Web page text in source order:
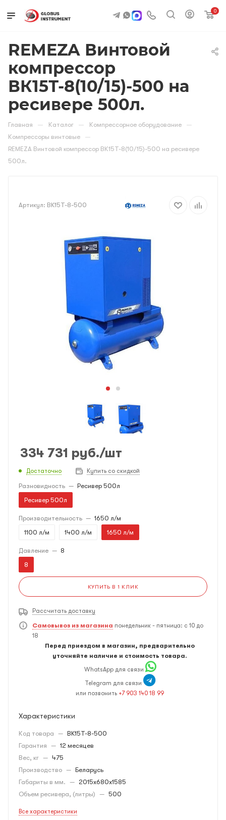
0
REMEZA Винтовой
компрессор
ВК15Т-8(10/15)-500 на
ресивере 500л.
Главная — Каталог — Компрессорное оборудование —
Компрессоры винтовые —
REMEZA Винтовой компрессор ВК15Т-8(10/15)-500 на ресивере
500л.
Артикул: BK15Т-8-500
334 731 руб./шт
Достаточно Купить со скидкой
Разновидность — Ресивер 500л
Ресивер 500л
Производительность — 1650 л/м
1100 л/м
1400 л/м 1650 л/м
Давление — 8
8
КУПИТЬ В 1 КЛИК
Рассчитать доставку
Самовывоз из магазина понедельник - пятница: с 10 до
18
Перед приездом в магазин, предварительно
уточняйте наличие и стоимость товара.
WhatsApp для связи
Telegram для связи
или позвонить +7 903 140 18 99
Характеристики
Код товара — BK15Т-8-500
Гарантия — 12 месяцев
Вес, кг — 475
Производство — Беларусь
Габариты в мм. — 2015х680х1585
Объем ресивера, (литры) — 500
Все характеристики